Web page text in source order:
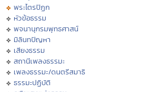
พระไตรปิฏก
หัวข้อธรรม
พจนานุกรมพุทธศาสน์
มิลินทปัญหา
เสียงธรรม
สถานีเพลงธรรมะ
เพลงธรรมะ/ดนตรีสมาธิ
ธรรมะปฏิบัติ